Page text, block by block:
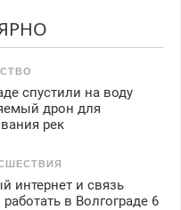
спустили на воду
дрон для
рек
интернет и связь
в Волгограде 6